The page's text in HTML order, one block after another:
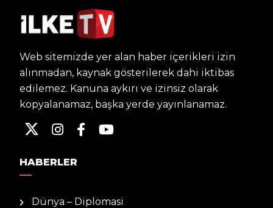
Web sitemizde yer alan haber içerikleri izin
alınmadan, kaynak gösterilerek dahi iktibas
edilemez. Kanuna aykırı ve izinsiz olarak
kopyalanamaz, başka yerde yayınlanamaz.
HABERLER
Dünya – Diplomasi